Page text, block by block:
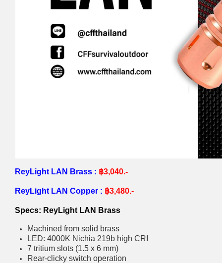
ReyLight LAN Brass : ฿3,040.-
ReyLight LAN Copper : ฿3,480.-
Specs: ReyLight LAN Brass
Machined from solid brass
LED: 4000K Nichia 219b high CRI
7 tritium slots (1.5 x 6 mm)
Rear-clicky switch operation